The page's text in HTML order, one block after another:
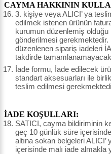
CAYMA HAKKININ
3. kişiye veya ALICI’ ya
edilmek istenen ürünün
kurumun düzenlemiş olduğu
gönderilmesi gerekmektedir.
düzenlenen sipariş iadeleri
takdirde
İade formu, İade edilecek
standart aksesuarları ile
teslim edilmesi
İADE KOŞULLARI:
SATICI, cayma bildiriminin
geç 10 günlük süre
altına sokan belgeleri
içerisinde malı iade almakla